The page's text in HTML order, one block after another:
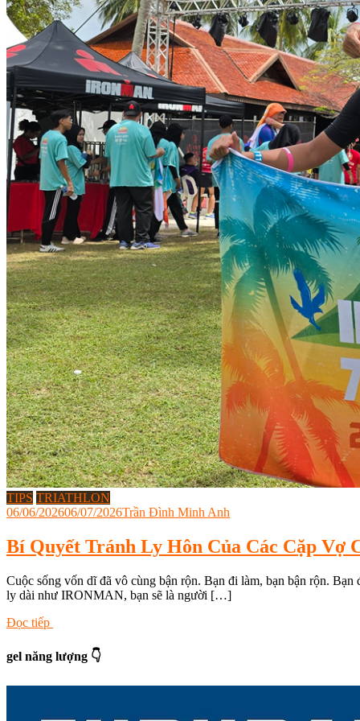
TIPS TRIATHLON
06/06/202606/07/2026Trần Đình Minh Anh
Bí Quyết Tránh Ly Hôn Của Các Cặp Vợ
Cuộc sống vốn dĩ đã vô cùng bận rộn. Bạn đi làm, bạn bận rộn.
ly dài như IRONMAN, bạn sẽ là người […]
Tagged
quyết
tránh
Đọc tiếp
gel năng lượng 👇